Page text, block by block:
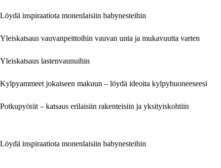
Löydä inspiraatiota monenlaisiin babynesteihin
Yleiskatsaus vauvanpeittoihin vauvan unta ja mukavuutta varten
Yleiskatsaus lastenvaunuihin
Kylpyammeet jokaiseen makuun – löydä ideoita kylpyhuoneeseesi
Potkupyörät – katsaus erilaisiin rakenteisiin ja yksityiskohtiin
Löydä inspiraatiota monenlaisiin babynesteihin